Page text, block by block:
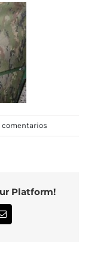
comentarios
Platform!
Correo
electrónico